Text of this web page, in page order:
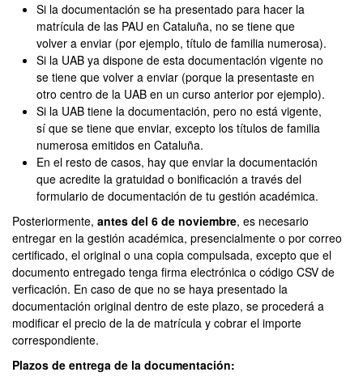
Si la documentación se ha presentado para hacer la
matrícula de las PAU en Cataluña, no se tiene que
volver a enviar (por ejemplo, título de familia numerosa).
Si la UAB ya dispone de esta documentación vigente no
se tiene que volver a enviar (porque la presentaste en
otro centro de la UAB en un curso anterior por ejemplo).
Si la UAB tiene la documentación, pero no está vigente,
sí que se tiene que enviar, excepto los títulos de familia
numerosa emitidos en Cataluña.
En el resto de casos, hay que enviar la documentación
que acredite la gratuidad o bonificación a través del
formulario de documentación de tu gestión académica.
Posteriormente, antes del 6 de noviembre, es necesario
entregar en la gestión académica, presencialmente o por correo
certificado, el original o una copia compulsada, excepto que el
documento entregado tenga firma electrónica o código CSV de
verficación. En caso de que no se haya presentado la
documentación original dentro de este plazo, se procederá a
modificar el precio de la de matrícula y cobrar el importe
correspondiente.
Plazos de entrega de la documentación: